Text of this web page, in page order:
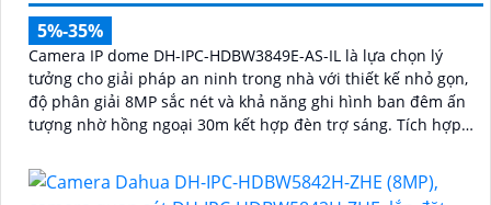
5%-35%
Camera IP dome DH-IPC-HDBW3849E-AS-IL là lựa chọn lý
tưởng cho giải pháp an ninh trong nhà với thiết kế nhỏ gọn,
độ phân giải 8MP sắc nét và khả năng ghi hình ban đêm ấn
tượng nhờ hồng ngoại 30m kết hợp đèn trợ sáng. Tích hợp
thông minh giúp phân biệt chính xác người và phương tiện
hỗ trợ POE, giảm thiểu báo động giả hiệu quả